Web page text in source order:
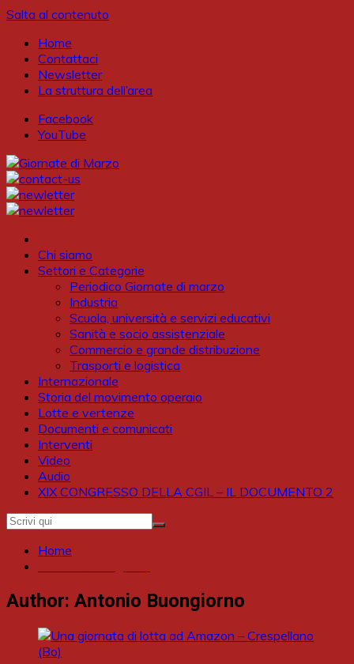
Salta al contenuto
Home
Contattaci
Newsletter
La struttura dell’area
Facebook
YouTube
Chi siamo
Settori e Categorie
Periodico Giornate di marzo
Industria
Scuola, università e servizi educativi
Sanità e socio assistenziale
Commercio e grande distribuzione
Trasporti e logistica
Internazionale
Storia del movimento operaio
Lotte e vertenze
Documenti e comunicati
Interventi
Video
Audio
XIX CONGRESSO DELLA CGIL – IL DOCUMENTO 2
Home
Author: Antonio Buongiorno